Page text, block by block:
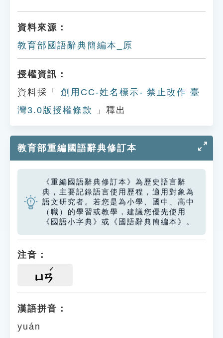
資料來源：
教育部國語辭典簡編本_原
授權資訊：
資料採「
創用CC-姓名標示- 禁止改作 臺
灣3.0版授權條款
」釋出
教育部重編國語辭典修訂本
《重編國語辭典修訂本》為歷史語言辭
典，主要記錄語言使用歷程，適用對象為
語文研究者。若您是為小學、國中、高中
（職）的學習或教學，建議您優先使用
《國語小字典》或《國語辭典簡編本》。
注音：
ㄩㄢ
漢語拼音：
yuán